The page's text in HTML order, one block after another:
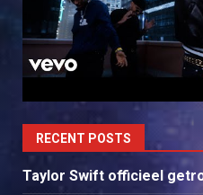
RECENT POSTS
Taylor Swift officieel